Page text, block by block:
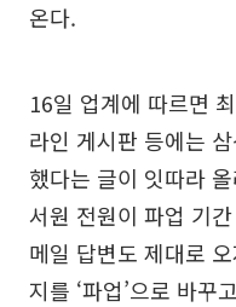
온다.
16일 업계에 따르면
라인 게시판 등에는
했다는 글이 잇따라
서원 전원이 파업 기
메일 답변도 제대로
지를 ‘파업’으로 바꾸